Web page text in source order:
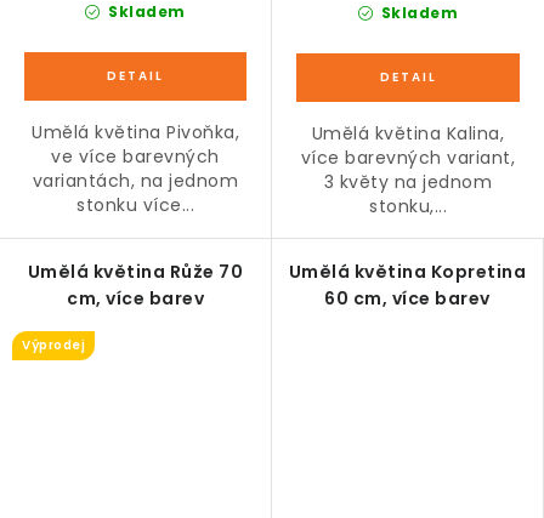
Skladem
Umělá květina Pivoňka,
ve více barevných
variantách, na jednom
stonku více...
Skladem
Umělá květina Kalina,
více barevných variant,
3 květy na jednom
stonku,...
Umělá květina Růže 70
cm, více barev
Výprodej
Umělá květina Kopretina
60 cm, více barev